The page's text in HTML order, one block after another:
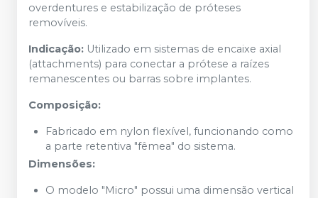
overdentures e estabilização de próteses
removíveis.
Indicação: Utilizado em sistemas de encaixe axial
(attachments) para conectar a prótese a raízes
remanescentes ou barras sobre implantes.
Composição:
Fabricado em nylon flexível, funcionando como
a parte retentiva "fêmea" do sistema.
Dimensões:
O modelo "Micro" possui uma dimensão vertical